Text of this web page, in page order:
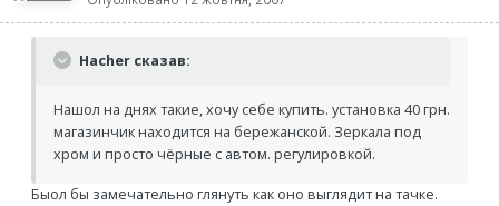
Hacher сказав:
Нашол на днях такие, хочу себе купить. установка 40 грн.
магазинчик находится на бережанской. Зеркала под
хром и просто чёрные с автом. регулировкой.
Быол бы замечательно глянуть как оно выглядит на тачке.